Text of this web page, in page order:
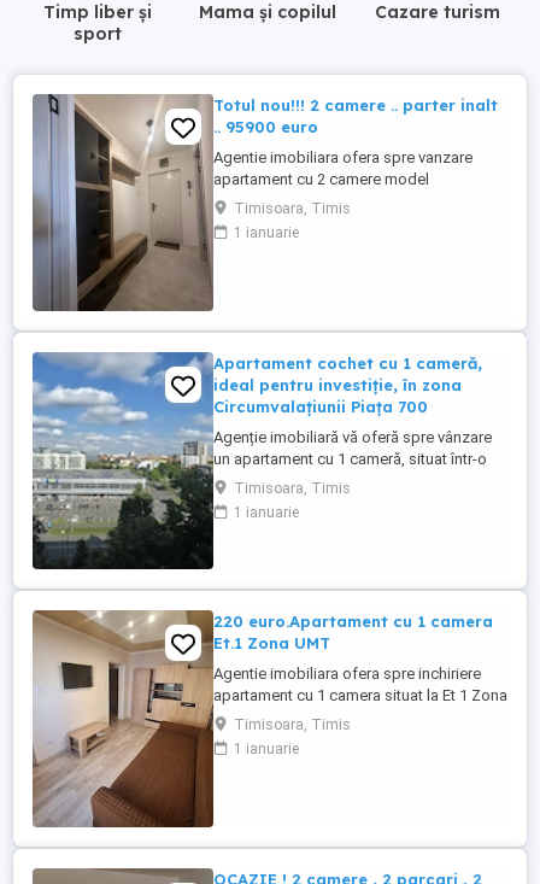
Timp liber și
sport
Mama și copilul Cazare turism
Totul nou!!! 2 camere .. parter inalt
.. 95900 euro
Agentie imobiliara ofera spre vanzare
apartament cu 2 camere model
semidecomandat, parter inalt, S=44 mp,
cu centrala termica si instalatie de cupru,
baie cu geam, complet renovat, pereti in
Timisoara, Timis
1 ianuarie
Apartament cochet cu 1 cameră,
ideal pentru investiție, în zona
Circumvalațiunii Piața 700
Agenție imobiliară vă oferă spre vânzare
un apartament cu 1 cameră, situat într-o
zonă excelentă, în apropiere de Piața 700
și centrul orașului, una dintre cele mai
căutate locații din Timișoara. Locuința are
amplasată la etajul ...
Timisoara, Timis
1 ianuarie
220 euro.Apartament cu 1 camera
Et.1 Zona UMT
Agentie imobiliara ofera spre inchiriere
apartament cu 1 camera situat la Et 1 Zona
UMT.Este complet mobilat si
utilat.LIBER.Disponibil imediat.Pret chirie
lunara 220 euro.Garantie 220 euro +
Timisoara, Timis
1 ianuarie
OCAZIE ! 2 camere , 2 parcari , 2